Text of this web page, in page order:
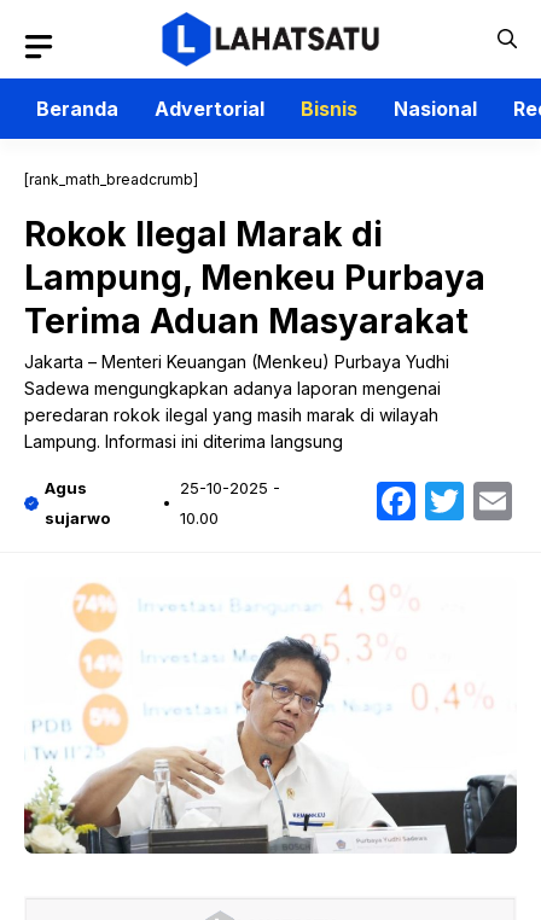
isi
Beranda
Advertorial Bisnis Nasional
[rank_math_breadcrumb]
Rokok Ilegal Marak di
Lampung, Menkeu Purbaya
Terima Aduan Masyarakat
Jakarta – Menteri Keuangan (Menkeu) Purbaya Yudhi
Sadewa mengungkapkan adanya laporan mengenai
peredaran rokok ilegal yang masih marak di wilayah
Lampung. Informasi ini diterima langsung
Agus
sujarwo
25-10-2025 -
10.00